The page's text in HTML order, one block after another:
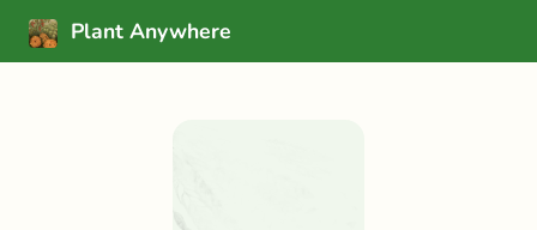
Plant Anywhere